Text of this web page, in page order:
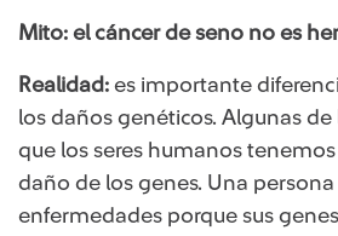
Mito: el cáncer de seno no es
Realidad: es importante
los daños genéticos. Algunas
que los seres humanos
daño de los genes. Una
enfermedades porque sus